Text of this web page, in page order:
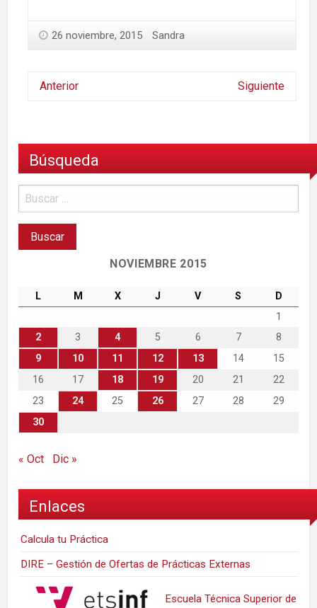
26 noviembre, 2015 Sandra
Anterior Siguiente
Búsqueda
NOVIEMBRE 2015
L M X J V S
D
1
2
3 4 5 6 7
8
9
10 11 12 13 14
15
16
17 18 19 20 21
22
23
24 25 26 27 28
29
30
« Oct Dic »
Enlaces
Calcula tu Práctica
DIRE – Gestión de Ofertas de Prácticas Externas
Escuela Técnica Superior de